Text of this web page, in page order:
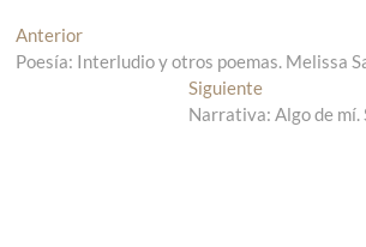
N
a
Anterior
n
Poesía: Interludio y otros poemas. Melissa
SiguienteE
n
Narrativa: Algo de